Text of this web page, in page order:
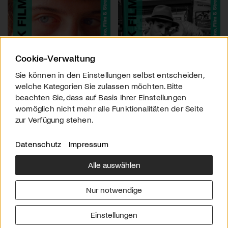
Über uns
Downloads
Werben
Impressum
Cookie-Verwaltung
Sie können in den Einstellungen selbst entscheiden,
welche Kategorien Sie zulassen möchten. Bitte
beachten Sie, dass auf Basis Ihrer Einstellungen
womöglich nicht mehr alle Funktionalitäten der Seite
zur Verfügung stehen.
Datenschutz Impressum
Alle auswählen
Nur notwendige
Einstellungen